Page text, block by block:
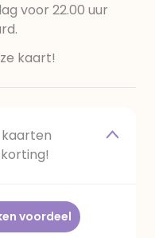
voor 22.00 uur
kaart!
voordeel